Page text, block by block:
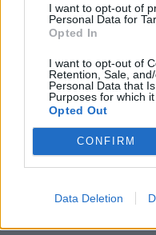
I want to opt-out of
Personal Data for
Opted In
I want to opt-out of
Retention, Sale,
Personal Data that
Purposes for which it
Opted Out
CONFIRM
Data Deletion
elkerülésében